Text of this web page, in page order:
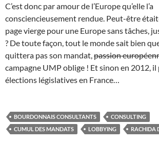
C’est donc par amour de l’Europe qu’elle l’a
consciencieusement rendue. Peut-être
page vierge pour une Europe sans tâches,
? De toute façon, tout le monde sait bien
quittera pas son mandat, passion
campagne UMP oblige ! Et sinon en 2012, il
élections législatives en France…
BOURDONNAIS CONSULTANTS
CONSULTING
CUMUL DES MANDATS
LOBBYING RACHIDA